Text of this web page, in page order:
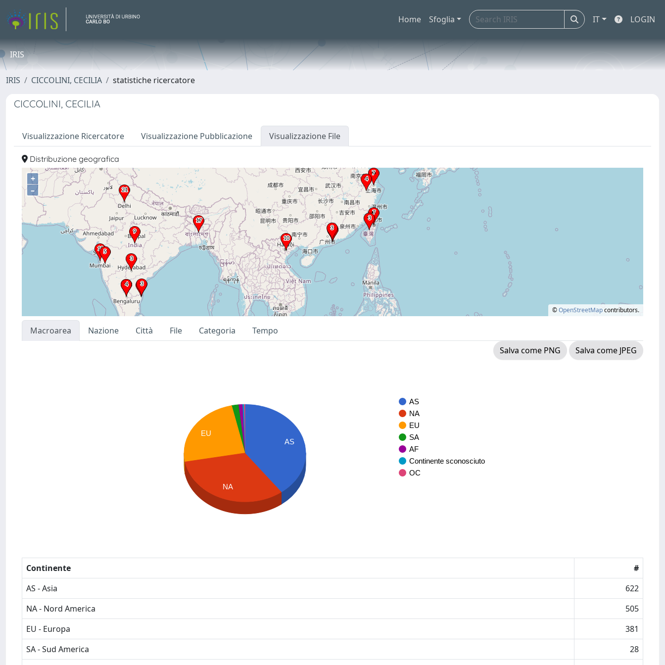
Home Sfoglia IT LOGIN
IRIS
IRIS CICCOLINI, CECILIA statistiche ricercatore
CICCOLINI, CECILIA
Visualizzazione Ricercatore Visualizzazione Pubblicazione Visualizzazione File
Distribuzione geografica
+
–
©OpenStreetMapcontributors.
Macroarea Nazione Città File Categoria
Tempo
Salva come PNG
Salva come JPEG
AS
NA
EU
SA
AF
Continente sconosciuto
OC
AS
EU
NA
Continente
#
AS - Asia
622
NA - Nord America
505
EU - Europa
381
SA - Sud America
28